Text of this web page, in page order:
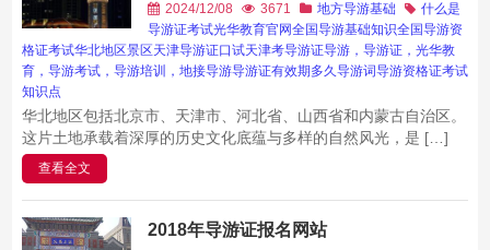
2024/12/08 3671 地方导游基础
什么是
导游证考试光华教育官网全国导游基础知识全国导游资
格证考试华北地区景区天津导游证口试天津考导游证导游，导游证，光华教
育，导游考试，导游培训，地接导游导游证有效期多久导游词导游资格证考试
知识点
华北地区包括北京市、天津市、河北省、山西省和内蒙古自治区。
这片土地承载着深厚的历史文化底蕴与多样的自然风光，是 […]
查看全文
2018年导游证报名网站